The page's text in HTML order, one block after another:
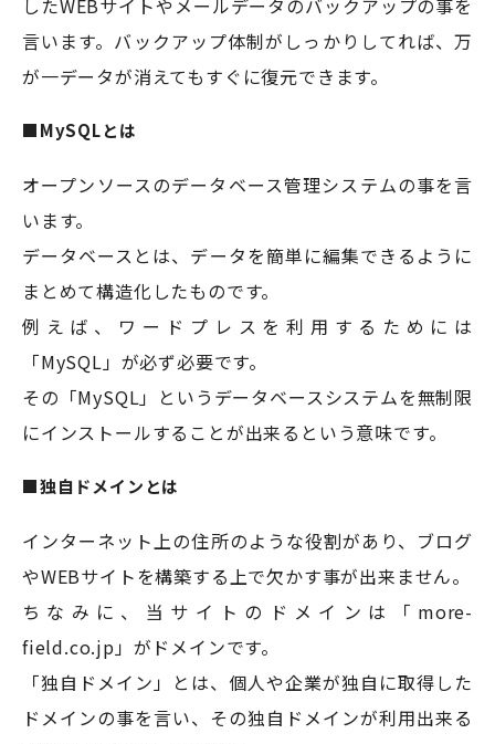
したWEBサイトやメールデータのバックアップの事を
言います。バックアップ体制がしっかりしてれば、万
が一データが消えてもすぐに復元できます。
■MySQLとは
オープンソースのデータベース管理システムの事を言
います。
データベースとは、データを簡単に編集できるように
まとめて構造化したものです。
例えば、ワードプレスを利用するためには
「MySQL」が必ず必要です。
その「MySQL」というデータベースシステムを無制限
にインストールすることが出来るという意味です。
■独自ドメインとは
インターネット上の住所のような役割があり、ブログ
やWEBサイトを構築する上で欠かす事が出来ません。
ちなみに、当サイトのドメインは「more-
field.co.jp」がドメインです。
「独自ドメイン」とは、個人や企業が独自に取得した
ドメインの事を言い、その独自ドメインが利用出来る